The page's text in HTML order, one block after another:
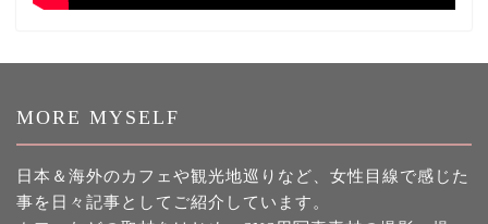
MORE MYSELF
日本＆海外のカフェや観光地巡りなど、女性目線で感じた
事を日々記事としてご紹介しています。